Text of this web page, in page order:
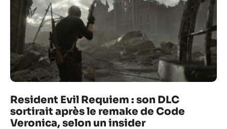
Resident Evil Requiem : son DLC
sortirait après le remake de Code
Veronica, selon un insider